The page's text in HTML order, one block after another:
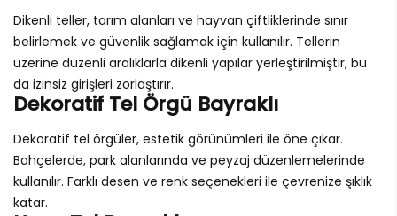
Dikenli teller, tarım alanları ve hayvan çiftliklerinde sınır
belirlemek ve güvenlik sağlamak için kullanılır. Tellerin
üzerine düzenli aralıklarla dikenli yapılar yerleştirilmiştir, bu
da izinsiz girişleri zorlaştırır.
Dekoratif Tel Örgü Bayraklı
Dekoratif tel örgüler, estetik görünümleri ile öne çıkar.
Bahçelerde, park alanlarında ve peyzaj düzenlemelerinde
kullanılır. Farklı desen ve renk seçenekleri ile çevrenize şıklık
katar.